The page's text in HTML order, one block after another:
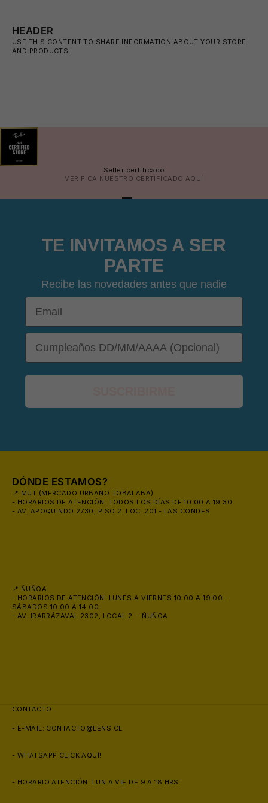
HEADER
USE THIS CONTENT TO SHARE INFORMATION ABOUT YOUR STORE
AND PRODUCTS.
Seller certificado
VERIFICA NUESTRO CERTIFICADO AQUÍ
TE INVITAMOS A SER
PARTE
Recibe las novedades antes que nadie
Email
DOB
DÓNDE ESTAMOS?
📍 MUT (MERCADO URBANO TOBALABA)
- HORARIOS DE ATENCIÓN: TODOS LOS DÍAS DE 10:00 A 19:30
- AV. APOQUINDO 2730, PISO 2. LOC. 201 - LAS CONDES
📍 ÑUÑOA
- HORARIOS DE ATENCIÓN: LUNES A VIERNES 10:00 A 19:00 -
SÁBADOS 10:00 A 14:00
- AV. IRARRÁZAVAL 2302, LOCAL 2. - ÑUÑOA
CONTACTO
- E-MAIL: CONTACTO@LENS.CL
- WHATSAPP CLICK AQUÍ!
- HORARIO ATENCIÓN: LUN A VIE DE 9 A 18 HRS.